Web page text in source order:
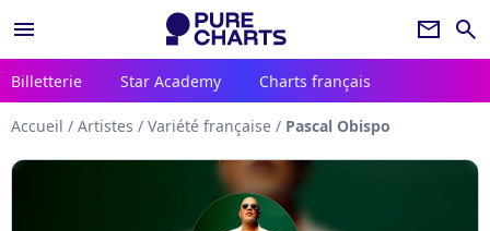
menu newsletter search
Billetterie Star Academy Charts français
Accueil / Artistes / Variété française / Pascal Obispo